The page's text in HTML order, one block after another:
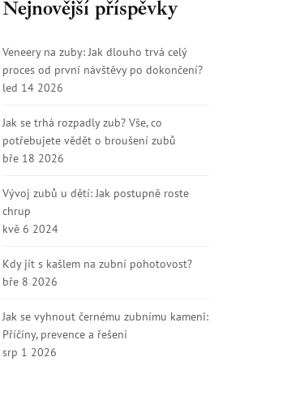
Nejnovější příspěvky
Veneery na zuby: Jak dlouho trvá celý
proces od první návštěvy po dokončení?
led 14 2026
Jak se trhá rozpadly zub? Vše, co
potřebujete vědět o broušení zubů
bře 18 2026
Vývoj zubů u dětí: Jak postupně roste
chrup
kvě 6 2024
Kdy jít s kašlem na zubní pohotovost?
bře 8 2026
Jak se vyhnout černému zubnímu kameni:
Příčiny, prevence a řešení
srp 1 2026